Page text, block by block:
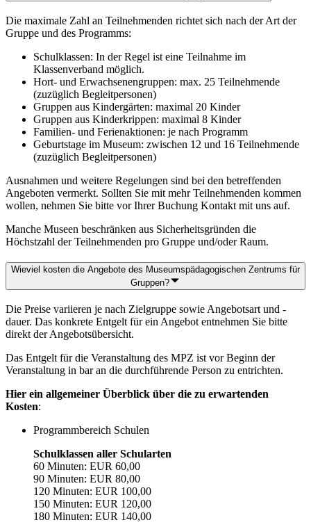
Die maximale Zahl an Teilnehmenden richtet sich nach der Art der
Gruppe und des Programms:
Schulklassen: In der Regel ist eine Teilnahme im
Klassenverband möglich.
Hort- und Erwachsenengruppen: max. 25 Teilnehmende
(zuzüglich Begleitpersonen)
Gruppen aus Kindergärten: maximal 20 Kinder
Gruppen aus Kinderkrippen: maximal 8 Kinder
Familien- und Ferienaktionen: je nach Programm
Geburtstage im Museum: zwischen 12 und 16 Teilnehmende
(zuzüglich Begleitpersonen)
Ausnahmen und weitere Regelungen sind bei den betreffenden
Angeboten vermerkt. Sollten Sie mit mehr Teilnehmenden kommen
wollen, nehmen Sie bitte vor Ihrer Buchung Kontakt mit uns auf.
Manche Museen beschränken aus Sicherheitsgründen die
Höchstzahl der Teilnehmenden pro Gruppe und/oder Raum.
Wieviel kosten die Angebote des Museumspädagogischen Zentrums für
Gruppen?
Die Preise variieren je nach Zielgruppe sowie Angebotsart und -
dauer. Das konkrete Entgelt für ein Angebot entnehmen Sie bitte
direkt der Angebotsübersicht.
Das Entgelt für die Veranstaltung des MPZ ist vor Beginn der
Veranstaltung in bar an die durchführende Person zu entrichten.
Hier ein allgemeiner Überblick über die zu erwartenden
Kosten:
Programmbereich Schulen
Schulklassen aller Schularten
60 Minuten: EUR 60,00
90 Minuten: EUR 80,00
120 Minuten: EUR 100,00
150 Minuten: EUR 120,00
180 Minuten: EUR 140,00